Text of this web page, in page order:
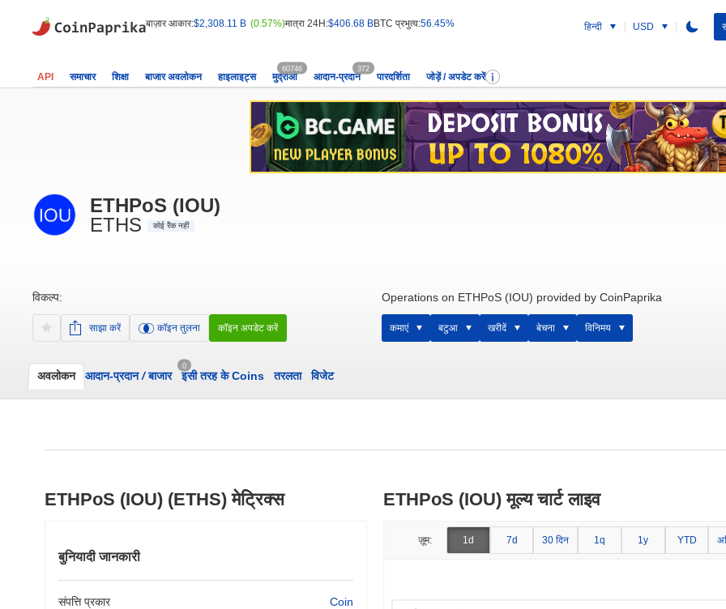
बाज़ार आकार:$2,308.11 B (0.57%)मात्रा 24H:$406.68 BBTC प्रभुत्व:56.45% हिन्दी USD
API समाचार शिक्षा बाजार अवलोकन हाइलाइट्स मुद्राओं
60746
आदान-प्रदान
372
पारदर्शिता जोड़ें / अपडेट करें
ETHPoS (IOU)
ETHS
कोई रैंक नहीं
विकल्प:
साझा करें कॉइन तुलना कॉइन अपडेट करें
Operations on ETHPoS (IOU) provided by CoinPaprika
कमाएं बटुआ खरीदें बेचना विनिमय
अवलोकन आदान-प्रदान/बाजार
0
इसी तरह के Coins तरलता विजेट
ETHPoS (IOU) (ETHS) मेट्रिक्स
बुनियादी जानकारी
संपत्ति प्रकार Coin
ETHPoS (IOU) मूल्य चार्ट लाइव
ज़ूम: 1d 7d 30 दिन 1q 1y YTD